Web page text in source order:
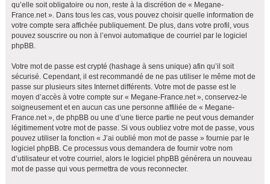
qu’elle soit obligatoire ou non, reste à la discrétion de « Megane-
France.net ». Dans tous les cas, vous pouvez choisir quelle information de
votre compte sera affichée publiquement. De plus, dans votre profil, vous
pouvez souscrire ou non à l’envoi automatique de courriel par le logiciel
phpBB.
Votre mot de passe est crypté (hashage à sens unique) afin qu’il soit
sécurisé. Cependant, il est recommandé de ne pas utiliser le même mot de
passe sur plusieurs sites Internet différents. Votre mot de passe est le
moyen d’accès à votre compte sur « Megane-France.net », conservez-le
soigneusement et en aucun cas une personne affiliée de « Megane-
France.net », de phpBB ou une d’une tierce partie ne peut vous demander
légitimement votre mot de passe. Si vous oubliez votre mot de passe, vous
pouvez utiliser la fonction « J’ai oublié mon mot de passe » fournie par le
logiciel phpBB. Ce processus vous demandera de fournir votre nom
d’utilisateur et votre courriel, alors le logiciel phpBB générera un nouveau
mot de passe qui vous permettra de vous reconnecter.